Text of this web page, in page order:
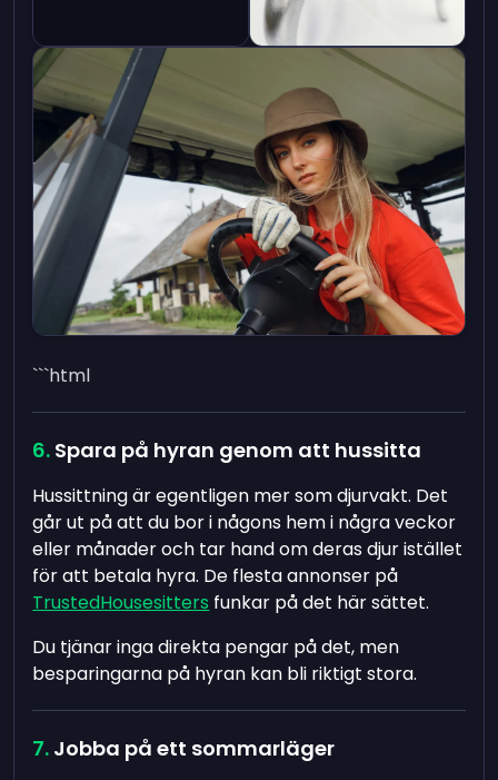
```html
Spara på hyran genom att hussitta
Hussittning är egentligen mer som djurvakt. Det
går ut på att du bor i någons hem i några veckor
eller månader och tar hand om deras djur istället
för att betala hyra. De flesta annonser på
TrustedHousesitters funkar på det här sättet.
Du tjänar inga direkta pengar på det, men
besparingarna på hyran kan bli riktigt stora.
Jobba på ett sommarläger